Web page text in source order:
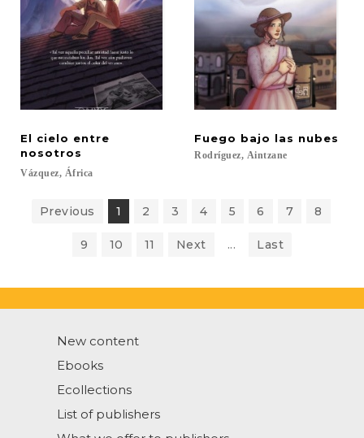
El cielo entre
nosotros
Vázquez, África
Fuego bajo las nubes
Rodríguez, Aintzane
Previous 1 2 3 4 5 6 7 8
9 10 11 Next ... Last
New content
Ebooks
Ecollections
List of publishers